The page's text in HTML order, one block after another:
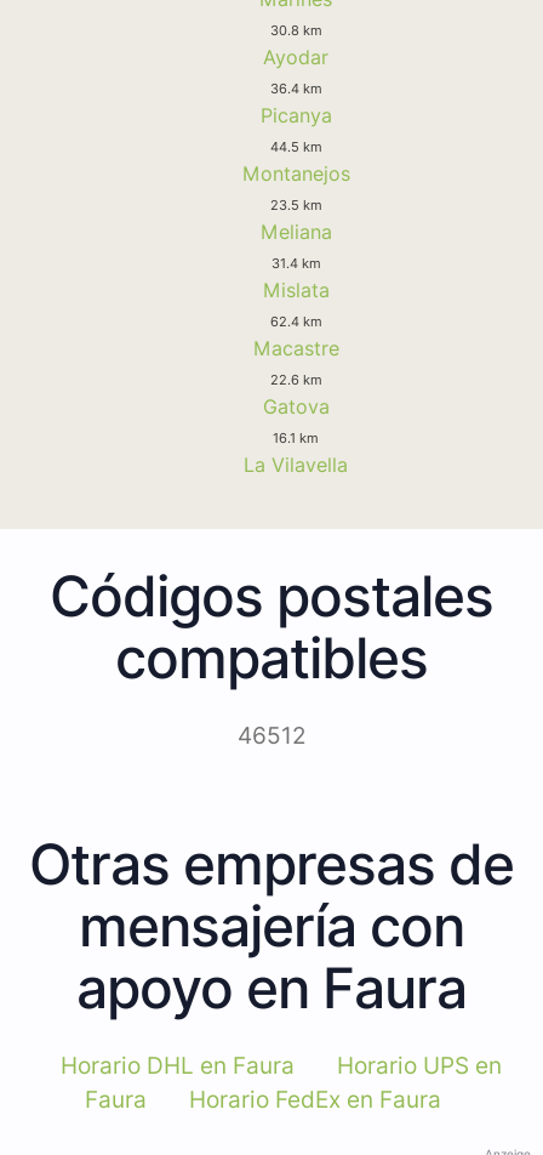
30.8 km
Ayodar
36.4 km
Picanya
44.5 km
Montanejos
23.5 km
Meliana
31.4 km
Mislata
62.4 km
Macastre
22.6 km
Gatova
16.1 km
La Vilavella
Códigos postales
compatibles
46512
Otras empresas de
mensajería con
apoyo en Faura
Horario DHL en Faura
Horario UPS en
Faura
Horario FedEx en Faura